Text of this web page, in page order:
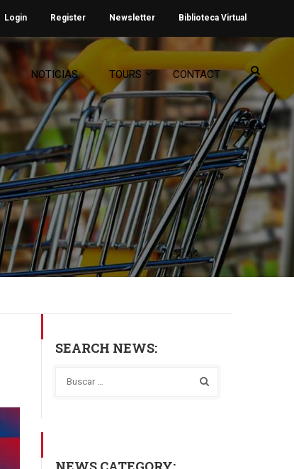
Login Register Newsletter Biblioteca Virtual
NOTICIAS TOURS CONTACT
SEARCH NEWS: